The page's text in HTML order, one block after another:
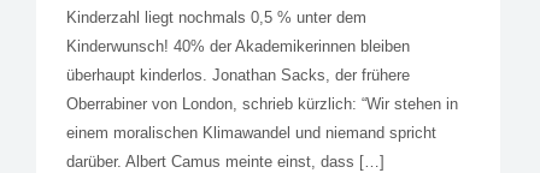
Kinderzahl liegt nochmals 0,5 % unter dem
Kinderwunsch! 40% der Akademikerinnen bleiben
überhaupt kinderlos. Jonathan Sacks, der frühere
Oberrabiner von London, schrieb kürzlich: “Wir stehen in
einem moralischen Klimawandel und niemand spricht
darüber. Albert Camus meinte einst, dass […]